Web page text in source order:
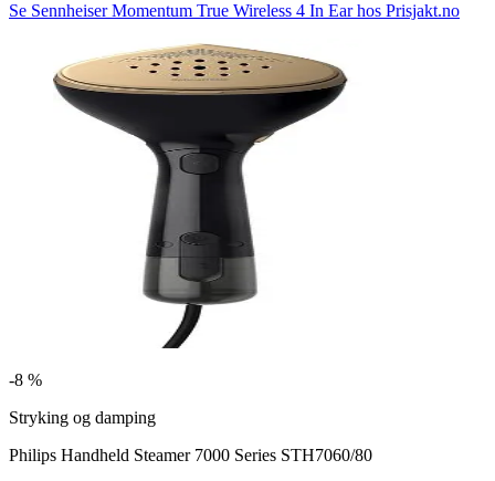
Se Sennheiser Momentum True Wireless 4 In Ear hos Prisjakt.no
-8 %
Stryking og damping
Philips Handheld Steamer 7000 Series STH7060/80